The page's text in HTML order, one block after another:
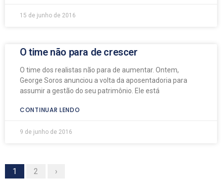
15 de junho de 2016
O time não para de crescer
O time dos realistas não para de aumentar. Ontem,
George Soros anunciou a volta da aposentadoria para
assumir a gestão do seu patrimônio. Ele está
CONTINUAR LENDO
9 de junho de 2016
1 2 ›